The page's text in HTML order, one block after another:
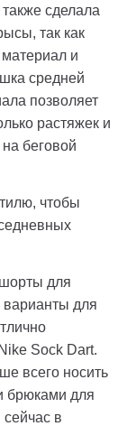
сделала
так как
и
средней
позволяет
растяжек и
беговой
чтобы
для
для
Sock Dart.
всего носить
брюками для
сейчас в